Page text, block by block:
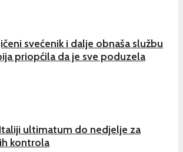
svećenik i dalje obnaša službu
priopćila da je sve poduzela
ultimatum do nedjelje za
kontrola